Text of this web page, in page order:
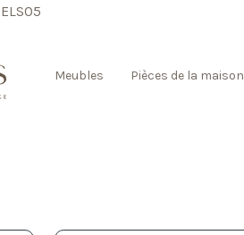
Meubles Pièces de la maison